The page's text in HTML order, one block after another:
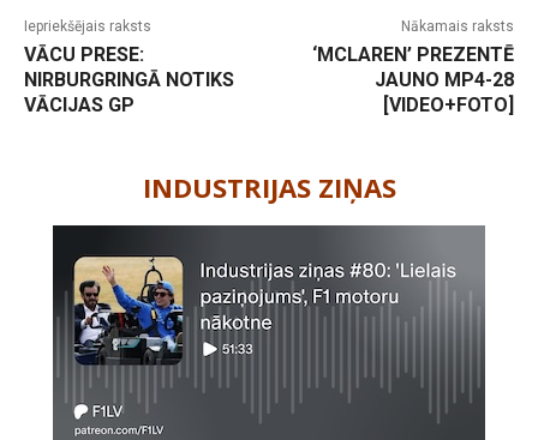
Iepriekšējais raksts
VĀCU PRESE:
NIRBURGRINGĀ NOTIKS
VĀCIJAS GP
Nākamais raksts
‘MCLAREN’ PREZENTĒ
JAUNO MP4-28
[VIDEO+FOTO]
INDUSTRIJAS ZIŅAS